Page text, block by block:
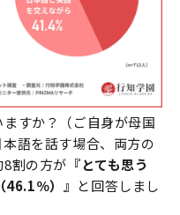
ますか？（ご自身が母国
語を話す場合、両方の
割の方が 『とても思う
46.1％）』 と回答しまし